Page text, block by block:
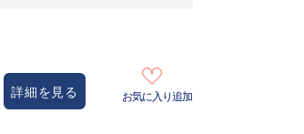
詳細を見る お気に入り追加